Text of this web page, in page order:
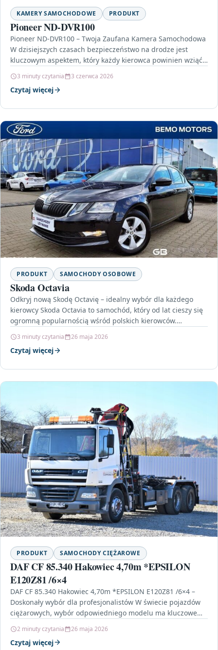
KAMERY SAMOCHODOWE PRODUKT
Pioneer ND-DVR100
Pioneer ND-DVR100 – Twoja Zaufana Kamera Samochodowa
W dzisiejszych czasach bezpieczeństwo na drodze jest
kluczowym aspektem, który każdy kierowca powinien wziąć
3 minuty czytania 3 czerwca 2026
Czytaj więcej
PRODUKT SAMOCHODY OSOBOWE
Skoda Octavia
Odkryj nową Skodę Octavię – idealny wybór dla każdego
kierowcy Skoda Octavia to samochód, który od lat cieszy się
ogromną popularnością wśród polskich kierowców.…
3 minuty czytania 26 maja 2026
Czytaj więcej
PRODUKT SAMOCHODY CIĘŻAROWE
DAF CF 85.340 Hakowiec 4,70m *EPSILON
E120Z81 /6×4
DAF CF 85.340 Hakowiec 4,70m *EPSILON E120Z81 /6×4 –
Doskonały wybór dla profesjonalistów W świecie pojazdów
ciężarowych, wybór odpowiedniego modelu ma kluczowe
2 minuty czytania 26 maja 2026
Czytaj więcej